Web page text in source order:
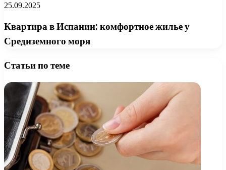
25.09.2025
Квартира в Испании: комфортное жилье у
Средиземного моря
Статьи по теме